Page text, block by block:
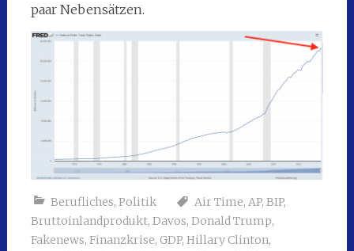
paar Nebensätzen.
Berufliches, Politik Air Time, AP, BIP,
Bruttoinlandprodukt, Davos, Donald Trump,
Fakenews, Finanzkrise, GDP, Hillary Clinton,